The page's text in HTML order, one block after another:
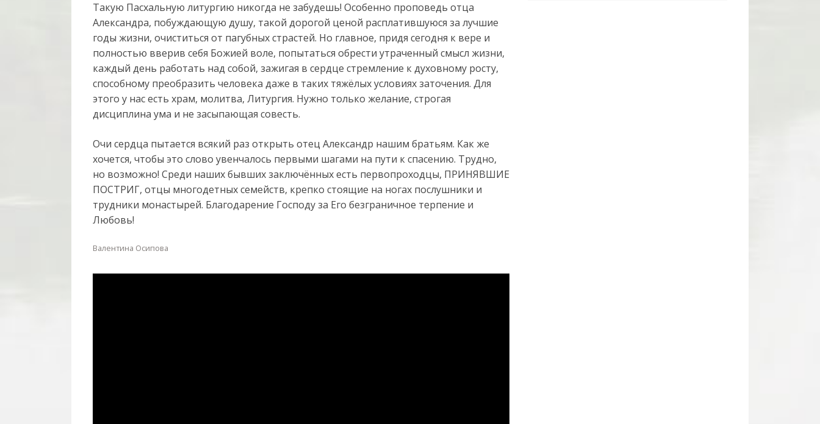
Такую Пасхальную литургию никогда не забудешь! Особенно проповедь отца
Александра, побуждающую душу, такой дорогой ценой расплатившуюся за лучшие
годы жизни, очиститься от пагубных страстей. Но главное, придя сегодня к вере и
полностью вверив себя Божией воле, попытаться обрести утраченный смысл жизни,
каждый день работать над собой, зажигая в сердце стремление к духовному росту,
способному преобразить человека даже в таких тяжёлых условиях заточения. Для
этого у нас есть храм, молитва, Литургия. Нужно только желание, строгая
дисциплина ума и не засыпающая совесть.
Очи сердца пытается всякий раз открыть отец Александр нашим братьям. Как же
хочется, чтобы это слово увенчалось первыми шагами на пути к спасению. Трудно,
но возможно! Среди наших бывших заключённых есть первопроходцы, ПРИНЯВШИЕ
ПОСТРИГ, отцы многодетных семейств, крепко стоящие на ногах послушники и
трудники монастырей. Благодарение Господу за Его безграничное терпение и
Любовь!
Валентина Осипова